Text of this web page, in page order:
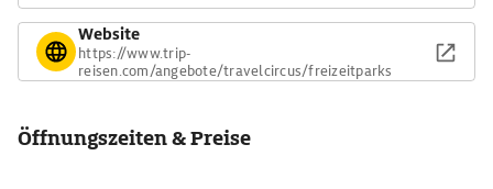
Website
https://www.trip-
reisen.com/angebote/travelcircus/freizeitparks
Öffnungszeiten & Preise